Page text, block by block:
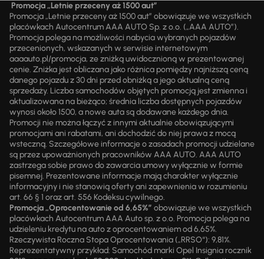
Promocja „Letnie przeceny aż 1500 aut”
Promocja „Letnie przeceny aż 1500 aut” obowiązuje we wszystkich
placówkach Autocentrum AAA AUTO Sp. z o.o. („AAA AUTO”).
Promocja polega na możliwości nabycia wybranych pojazdów
przecenionych, wskazanych w serwisie internetowym
aaaauto.pl/promocja, ze zniżką uwidocznioną w prezentowanej
cenie. Zniżka jest obliczana jako różnica pomiędzy najniższą ceną
danego pojazdu z 30 dni przed obniżką a jego aktualną ceną
sprzedaży. Liczba samochodów objętych promocją jest zmienna i
aktualizowana na bieżąco; średnia liczba dostępnych pojazdów
wynosi około 1500, a nowe auta są dodawane każdego dnia.
Promocji nie można łączyć z innymi aktualnie obowiązującymi
promocjami ani rabatami, ani dochodzić do niej prawa z mocą
wsteczną. Szczegółowe informacje o zasadach promocji udzielane
są przez upoważnionych pracowników AAA AUTO. AAA AUTO
zastrzega sobie prawo do zawarcia umowy wyłącznie w formie
pisemnej. Prezentowane informacje mają charakter wyłącznie
informacyjny i nie stanowią oferty ani zapewnienia w rozumieniu
art. 66 § 1 oraz art. 556 Kodeksu cywilnego.
Promocja „Oprocentowanie od 6,65%” obowiązuje we wszystkich
placówkach Autocentrum AAA Auto sp. z o.o. Promocja polega na
udzieleniu kredytu na auto z oprocentowaniem od 6,65%.
Rzeczywista Roczna Stopa Oprocentowania („RRSO“): 9,81%.
Reprezentatywny przykład: Samochód marki Opel Insignia rocznik